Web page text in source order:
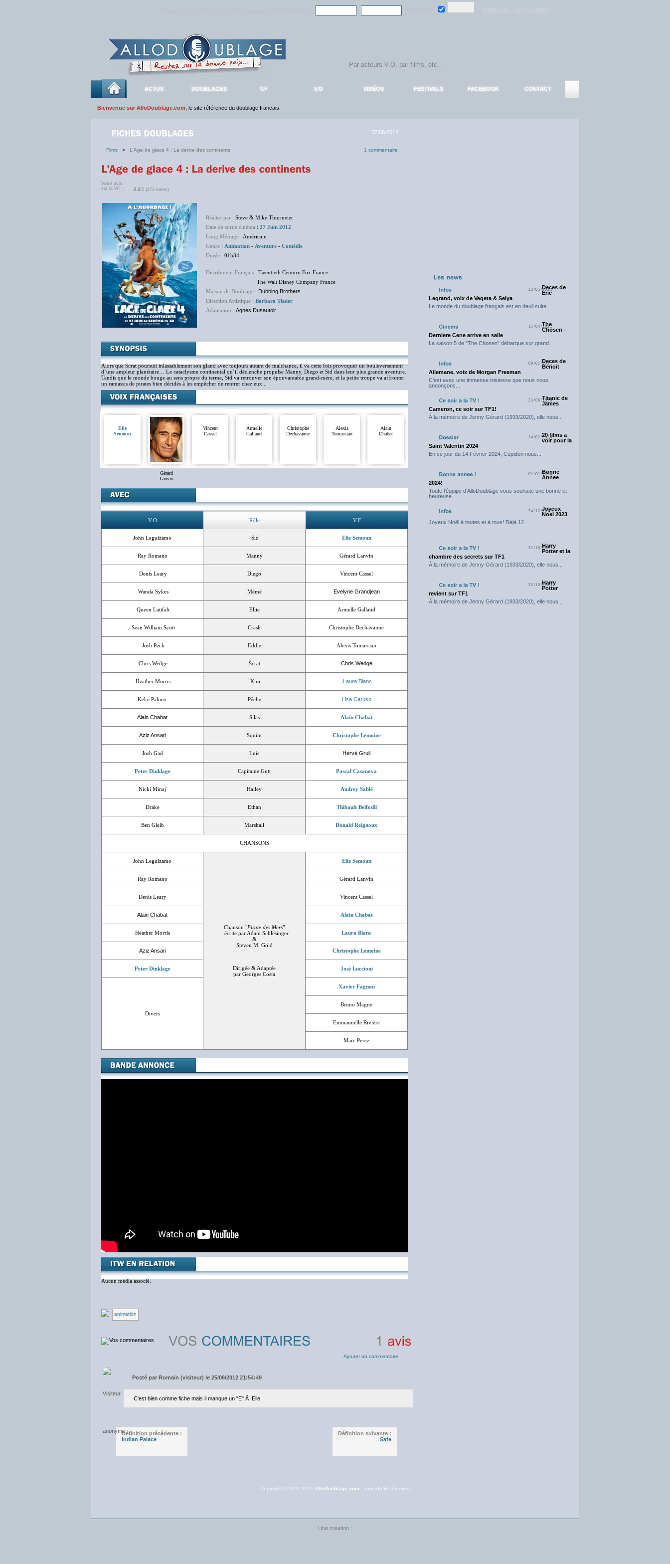
ACTUS DOUBLAGES V.F V.O VIDÉOS FESTIVALS FACEBOOK CONTACT
Bienvenue sur AlloDoublage.com , le site référence du doublage français.
27/06/2012
Films > L'Age de glace 4 : La derive des continents 1 commentaire
Votre avis
sur la VF :
2.2/5 (273 notes)
Réalisé par : Steve & Mike Thurmeier
Date de sortie cinéma : 27 Juin 2012
Long Métrage : Américain
Genre : Animation - Aventure - Comédie
Durée : 01h34
Distributeur Français : Twentieth Century Fox France
The Walt Disney Company France
Maison de Doublage : Dubbing Brothers
Direction Artistique : Barbara Tissier
Adaptation : Agnès Dusautoir
Alors que Scrat poursuit inlassablement son gland avec toujours autant de malchance, il va cette fois provoquer un bouleversement
d’une ampleur planétaire… Le cataclysme continental qu’il déclenche propulse Manny, Diego et Sid dans leur plus grande aventure.
Tandis que le monde bouge au sens propre du terme, Sid va retrouver son épouvantable grand-mère, et la petite troupe va affronter
un ramassis de pirates bien décidés à les empêcher de rentrer chez eux...
Elie
Semoun
Gérard
Lanvin
Vincent
Cassel
Armelle
Gallaud
Christophe
Dechavanne
Alexis
Tomassian
Alain
Chabat
V.O Rôle V.F
John Leguizamo Sid Elie Semoun
Ray Romano Manny Gérard Lanvin
Denis Leary Diego Vincent Cassel
Wanda Sykes Mémé Evelyne Grandjean
Queen Latifah Ellie Armelle Gallaud
Sean William Scott Crash Christophe Dechavanne
Josh Peck Eddie Alexis Tomassian
Chris Wedge Scrat Chris Wedge
Heather Morris Kira Laura Blanc
Keke Palmer Pêche Lisa Caruso
Alain Chabat Silas Alain Chabat
Aziz Ansari Squint Christophe Lemoine
Josh Gad Luis Hervé Grull
Peter Dinklage Capitaine Gutt Pascal Casanova
Nicki Minaj Hailey Audrey Sablé
Drake Ethan Thibault Belfodil
Ben Gleib Marshall Donald Reignoux
CHANSONS
John Leguizamo
Chanson "Pirate des Mers"
écrite par Adam Schlesinger
&
Steven M. Gold
Dirigée & Adaptée
par Georges Costa
Elie Semoun
Ray Romano Gérard Lanvin
Denis Leary Vincent Cassel
Alain Chabat Alain Chabat
Heather Morris Laura Blanc
Aziz Ansari Christophe Lemoine
Peter Dinklage José Luccioni
Divers
Xavier Fagnon
Bruno Magne
Emmanuelle Rivière
Marc Perez
Aucun média associé.
animation
Ajouter un commentaire
Posté par Romain (visiteur) le 25/06/2012 21:54:49
C'est bien comme fiche mais il manque un "E" Ã Elie.
Définition précédente :
Indian Palace
Définition suivante :
Safe
22/05/2025Deces de
Eric
Legrand, voix de Vegeta & Seiya
Le monde du doublage français est en deuil suite...
11/04/2025
The
Chosen -
Derniere Cene arrive en salle
La saison 5 de "The Chosen" débarque sur grand...
09/01/2025Deces de
Benoit
Allemane, voix de Morgan Freeman
C'est avec une immense tristesse que nous vous
annonçons...
23/06/2024Titanic de
James
Cameron, ce soir sur TF1!
À la mémoire de Jenny Gérard (1933/2020), elle nous...
14/02/202420 films a
voir pour la
Saint Valentin 2024
En ce jour du 14 Février 2024, Cupidon nous...
01/01/2024
Bonne
Annee
2024!
Toute l'équipe d'AlloDoublage vous souhaite une bonne et
heureuse...
24/12/2023
Joyeux
Noel 2023
Joyeux Noël à toutes et à tous! Déjà 12...
31/10/2023
Harry
Potter et la
chambre des secrets sur TF1
À la mémoire de Jenny Gérard (1933/2020), elle nous...
23/10/2023
Harry
Potter
revient sur TF1
À la mémoire de Jenny Gérard (1933/2020), elle nous...
Copyright © 2011-2021 AlloDoublage.com - Tous droits réservés
Une création :